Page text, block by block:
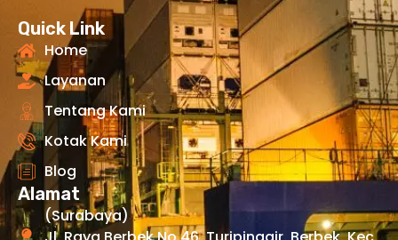
Quick Link
Home
Layanan
Tentang Kami
Kotak Kami
Blog
Alamat
(Surabaya)